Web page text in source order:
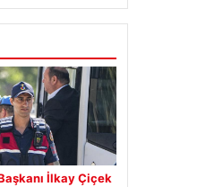
İlkay Çiçek